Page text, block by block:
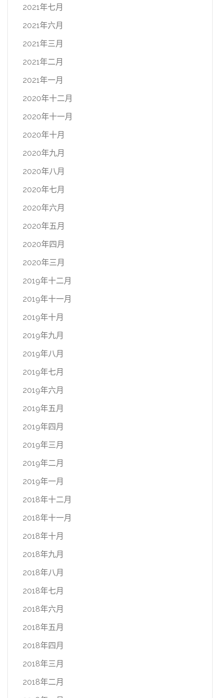
2021年七月
2021年六月
2021年三月
2021年二月
2021年一月
2020年十二月
2020年十一月
2020年十月
2020年九月
2020年八月
2020年七月
2020年六月
2020年五月
2020年四月
2020年三月
2019年十二月
2019年十一月
2019年十月
2019年九月
2019年八月
2019年七月
2019年六月
2019年五月
2019年四月
2019年三月
2019年二月
2019年一月
2018年十二月
2018年十一月
2018年十月
2018年九月
2018年八月
2018年七月
2018年六月
2018年五月
2018年四月
2018年三月
2018年二月